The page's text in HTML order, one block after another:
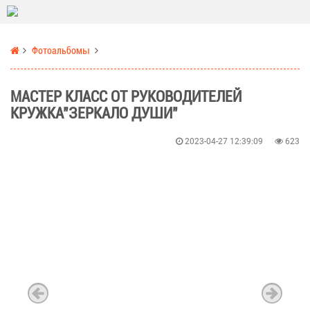
Фотоальбомы
МАСТЕР КЛАСС ОТ РУКОВОДИТЕЛЕЙ
КРУЖКА"ЗЕРКАЛО ДУШИ"
2023-04-27 12:39:09 623